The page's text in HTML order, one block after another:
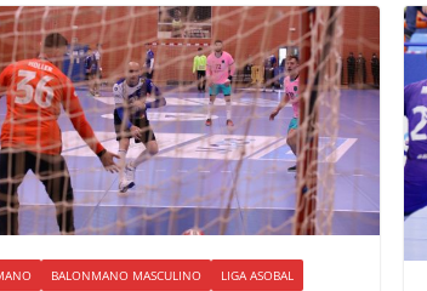
BALONMANO MASCULINO LIGA ASOBAL